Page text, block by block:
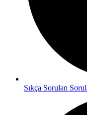
Sıkça Sorulan